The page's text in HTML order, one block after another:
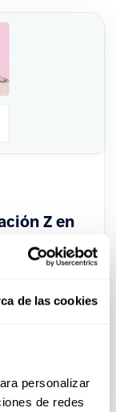
de las cookies
personalizar
de redes
Z en
También
y